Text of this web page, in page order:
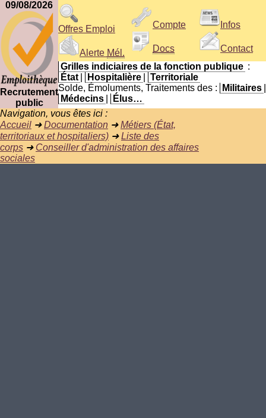
09/08/2026
Recrutement
public
Offres Emploi
Alerte Mél.
Compte
Docs
Infos
Contact
Grilles indiciaires de la fonction publique :
État
Hospitalière
Territoriale
Solde, Émoluments, Traitements des :
Militaires
Médecins
Élus…
Navigation, vous êtes ici :
Accueil ➜Documentation ➜Métiers (État,
territoriaux et hospitaliers) ➜Liste des
corps ➜ Conseiller d'administration des affaires
sociales